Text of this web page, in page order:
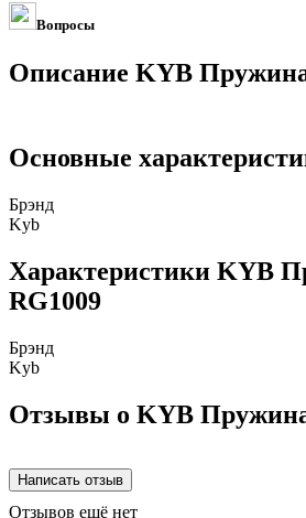
Вопросы
Описание KYB
Основные
Брэнд
Kyb
Характеристики KYB
RG1009
Брэнд
Kyb
Отзывы о KYB
Отзывов ещё нет